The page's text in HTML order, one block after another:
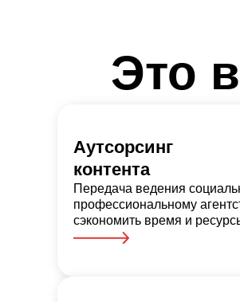
Это
Аутсорсинг
контента
Передача ведения
профессиональному
сэкономить время и